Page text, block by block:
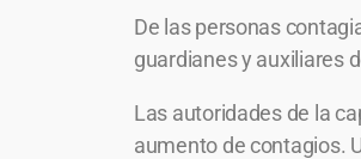
De las personas
guardianes y auxiliares
Las autoridades de la
aumento de contagios.